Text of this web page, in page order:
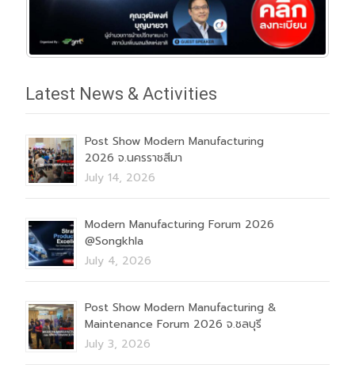
Latest News & Activities
Post Show Modern Manufacturing
2026 จ.นครราชสีมา
July 14, 2026
Modern Manufacturing Forum 2026
@Songkhla
July 4, 2026
Post Show Modern Manufacturing &
Maintenance Forum 2026 จ.ชลบุรี
July 3, 2026